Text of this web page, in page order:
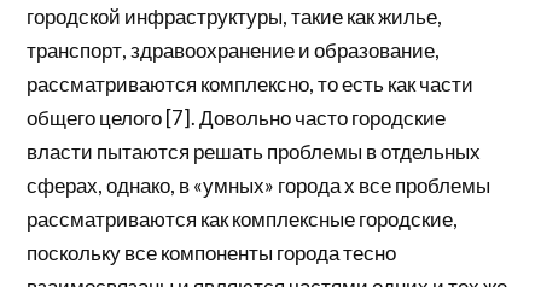
городской инфраструктуры, такие как жилье,
транспорт, здравоохранение и образование,
рассматриваются комплексно, то есть как части
общего целого [7]. Довольно часто городские
власти пытаются решать проблемы в отдельных
сферах, однако, в «умных» города х все проблемы
рассматриваются как комплексные городские,
поскольку все компоненты города тесно